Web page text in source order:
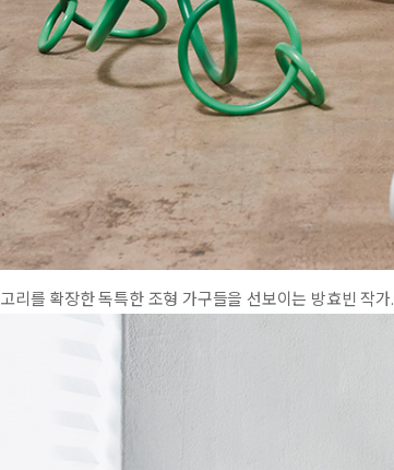
고리를 확장한 독특한 조형 가구들을 선보이는 방효빈 작가.